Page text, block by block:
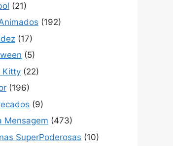
(21)
(192)
(17)
(5)
Kitty (22)
(196)
(9)
Mensagem (473)
SuperPoderosas (10)